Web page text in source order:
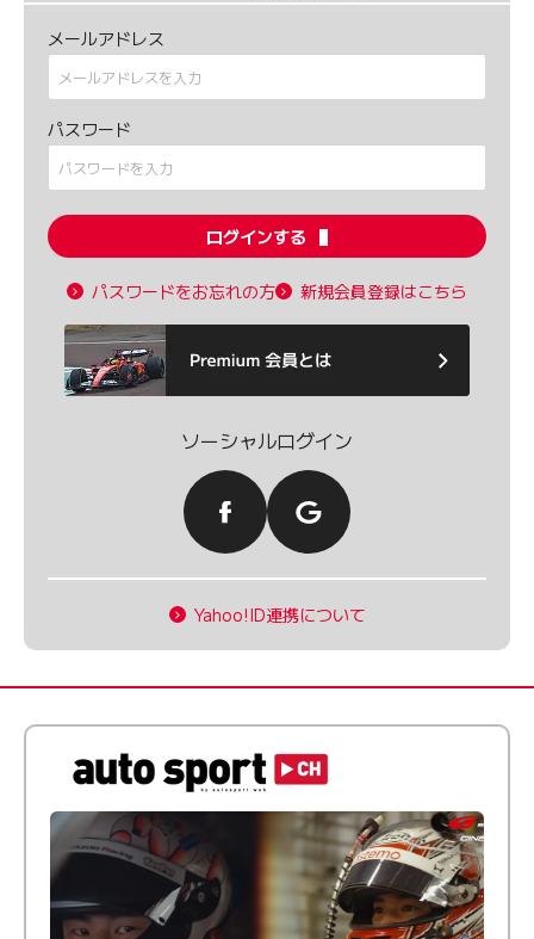
メールアドレス
パスワード
ログインする
パスワードをお忘れの方 新規会員登録はこちら
ソーシャルログイン
Yahoo!ID連携について